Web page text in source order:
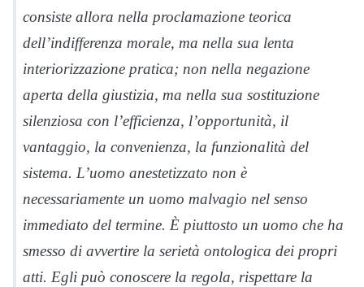
consiste allora nella proclamazione teorica
dell’indifferenza morale, ma nella sua lenta
interiorizzazione pratica; non nella negazione
aperta della giustizia, ma nella sua sostituzione
silenziosa con l’efficienza, l’opportunità, il
vantaggio, la convenienza, la funzionalità del
sistema. L’uomo anestetizzato non è
necessariamente un uomo malvagio nel senso
immediato del termine. È piuttosto un uomo che ha
smesso di avvertire la serietà ontologica dei propri
atti. Egli può conoscere la regola, rispettare la